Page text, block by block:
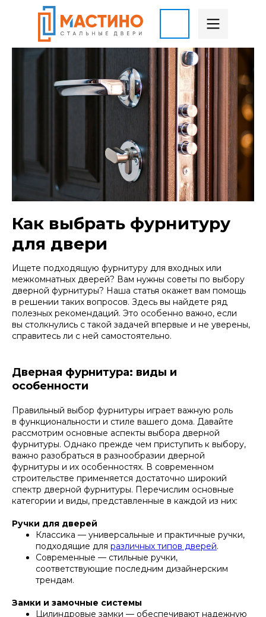
Как выбрать фурнитуру
для двери
Ищете подходящую фурнитуру для входных или
межкомнатных дверей? Вам нужны советы по выбору
дверной фурнитуры? Наша статья окажет вам помощь
в решении таких вопросов. Здесь вы найдете ряд
полезных рекомендаций. Это особенно важно, если
вы столкнулись с такой задачей впервые и не уверены,
справитесь ли с ней самостоятельно.
Дверная фурнитура: виды и
особенности
Правильный выбор фурнитуры играет важную роль
в функциональности и стиле вашего дома. Давайте
рассмотрим основные аспекты выбора дверной
фурнитуры. Однако прежде чем приступить к выбору,
важно разобраться в разнообразии дверной
фурнитуры и их особенностях. В современном
строительстве применяется достаточно широкий
спектр дверной фурнитуры. Перечислим основные
категории и виды, представленные в каждой из них:
Ручки для дверей
Классика — универсальные и практичные ручки,
подходящие для различных типов дверей.
Современные — стильные ручки,
соответствующие последним дизайнерским
трендам.
Замки и замочные системы
Цилиндровые замки — обеспечивают надежную